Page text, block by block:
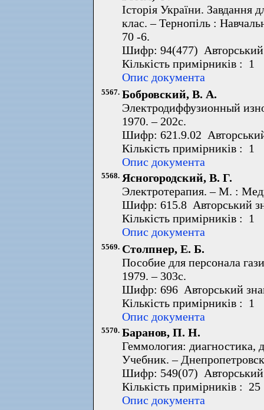
Історія України. Завдання
клас. – Тернопіль :
70 -6.
Шифр: 94(477) Авторський
Кількість примірників :
Опис документа
5567. Бобровский, В. А.
Электродиффузионный
1970. – 202с.
Шифр: 621.9.02
Кількість примірників :
Опис документа
5568. Ясногородский, В. Г.
Электротерапия. – М. :
Шифр: 615.8 Авторський
Кількість примірників :
Опис документа
5569. Столпнер, Е. Б.
Пособие для персонала
1979. – 303с.
Шифр: 696 Авторський
Кількість примірників :
Опис документа
5570. Баранов, П. Н.
Геммология: диагностика,
Учебник. –
Шифр: 549(07) Авторський
Кількість примірників :
Опис документа